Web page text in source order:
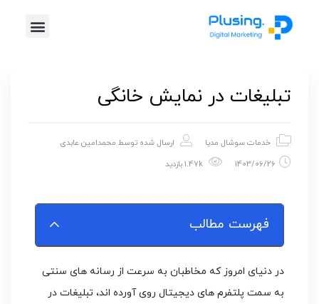
تبلیغات در نمایش خانگی
خدمات سوشال مدیا ارسال شده توسط محمدامین عابدی
1403/06/26
فهرست مطالب
در دنیای امروز که مخاطبان به سرعت از رسانه‌ های سنتی
به سمت پلتفرم‌ های دیجیتال روی آورده ‌اند، تبلیغات در